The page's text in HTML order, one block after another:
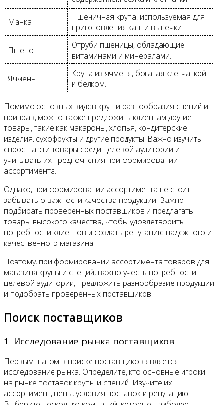
Манка
Пшеничная крупа, используемая для
приготовления каш и выпечки.
Пшено
Отруби пшеницы, обладающие
витаминами и минералами.
Ячмень
Крупа из ячменя, богатая клетчаткой
и белком.
Помимо основных видов круп и разнообразия специй и
приправ, можно также предложить клиентам другие
товары, такие как макароны, хлопья, кондитерские
изделия, сухофрукты и другие продукты. Важно изучить
спрос на эти товары среди целевой аудитории и
учитывать их предпочтения при формировании
ассортимента.
Однако, при формировании ассортимента не стоит
забывать о важности качества продукции. Важно
подбирать проверенных поставщиков и предлагать
товары высокого качества, чтобы удовлетворить
потребности клиентов и создать репутацию надежного и
качественного магазина.
Поэтому, при формировании ассортимента товаров для
магазина крупы и специй, важно учесть потребности
целевой аудитории, предложить разнообразие продукции
и подобрать проверенных поставщиков.
Поиск поставщиков
1. Исследование рынка поставщиков
Первым шагом в поиске поставщиков является
исследование рынка. Определите, кто основные игроки
на рынке поставок крупы и специй. Изучите их
ассортимент, цены, условия поставок и репутацию.